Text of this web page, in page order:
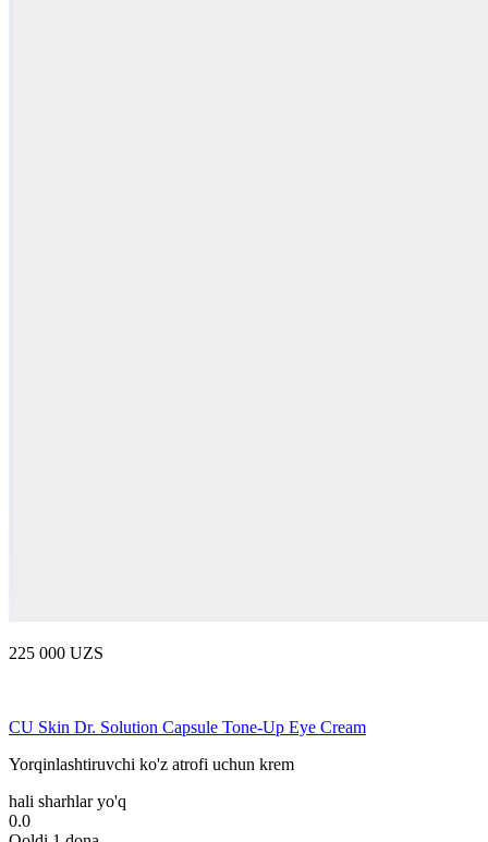
225 000 UZS
CU Skin Dr. Solution Capsule Tone-Up Eye Cream
Yorqinlashtiruvchi ko'z atrofi uchun krem
hali sharhlar yo'q
0.0